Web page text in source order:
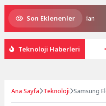
Son Eklenenler
start Başkan Büyükakın’dan
Teknoloji Haberleri
Ana Sayfa Teknoloji Samsung